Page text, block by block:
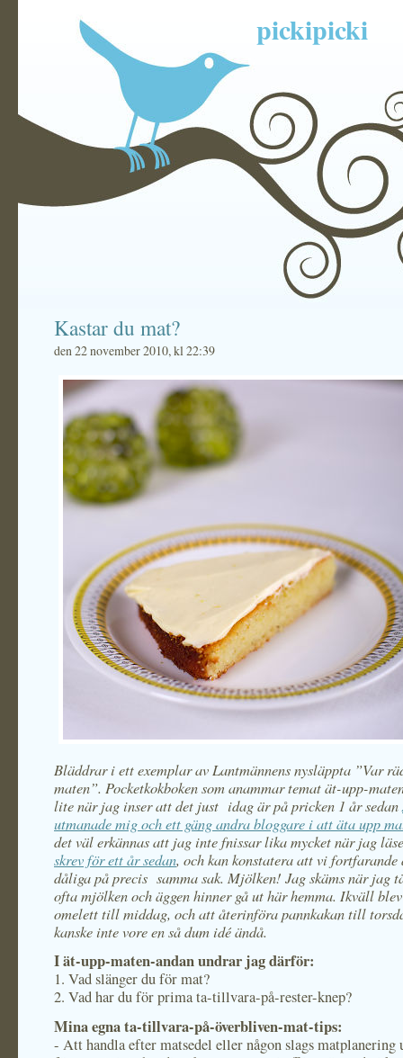
pickipicki
Kastar du mat?
den 22 november 2010, kl 22:39
Bläddrar i ett exemplar av Lantmännens nysläppta ”Var
maten”. Pocketkokboken som anammar temat ät-upp-
lite när jag inser att det just idag är på pricken 1 år sedan
utmanade mig och ett gäng andra bloggare i att äta upp
det väl erkännas att jag inte fnissar lika mycket när jag
skrev för ett år sedan, och kan konstatera att vi
dåliga på precis samma sak. Mjölken! Jag skäms när jag
ofta mjölken och äggen hinner gå ut här hemma. Ikväll
omelett till middag, och att återinföra pannkakan till
kanske inte vore en så dum idé ändå.
I ät-upp-maten-andan undrar jag därför:
1. Vad slänger du för mat?
2. Vad har du för prima ta-tillvara-på-rester-knep?
Mina egna ta-tillvara-på-överbliven-mat-tips:
- Att handla efter matsedel eller någon slags matplanering